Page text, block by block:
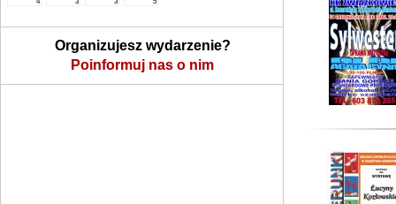
Organizujesz wydarzenie?
Poinformuj nas o nim